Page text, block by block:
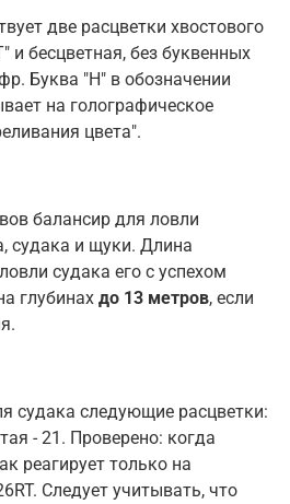
две расцветки хвостового
и бесцветная, без буквенных
Буква "H" в обозначении
на голографическое
цвета".
балансир для ловли
судака и щуки. Длина
судака его с успехом
глубинах до 13 метров, если
судака следующие расцветки:
- 21. Проверено: когда
реагирует только на
Следует учитывать, что